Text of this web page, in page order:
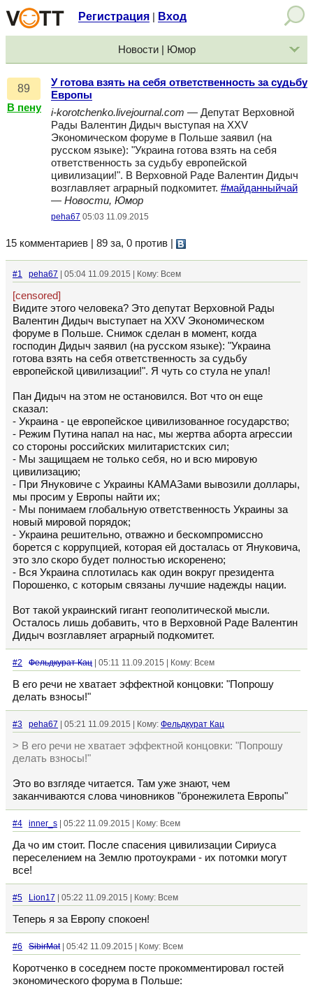
Регистрация Вход
Новости | Юмор
89
В пену
У готова взять на себя ответственность за судьбу
Европы
i-korotchenko.livejournal.com — Депутат Верховной
Рады Валентин Дидыч выступая на ХХV
Экономическом форуме в Польше заявил (на
русском языке): "Украина готова взять на себя
ответственность за судьбу европейской
цивилизации!". В Верховной Раде Валентин Дидыч
возглавляет аграрный подкомитет. #майданныйчай
— Новости, Юмор
peha67 05:03 11.09.2015
15 комментариев | 89 за, 0 против
#1 peha67 | 05:04 11.09.2015 | Кому: Всем
[censored]
Видите этого человека? Это депутат Верховной Рады
Валентин Дидыч выступает на ХХV Экономическом
форуме в Польше. Снимок сделан в момент, когда
господин Дидыч заявил (на русском языке): "Украина
готова взять на себя ответственность за судьбу
европейской цивилизации!". Я чуть со стула не упал!
Пан Дидыч на этом не остановился. Вот что он еще
сказал:
- Украина - це европейское цивилизованное государство;
- Режим Путина напал на нас, мы жертва аборта агрессии
со стороны российских милитаристских сил;
- Мы защищаем не только себя, но и всю мировую
цивилизацию;
- При Януковиче с Украины КАМАЗами вывозили доллары,
мы просим у Европы найти их;
- Мы понимаем глобальную ответственность Украины за
новый мировой порядок;
- Украина решительно, отважно и бескомпромиссно
борется с коррупцией, которая ей досталась от Януковича,
это зло скоро будет полностью искоренено;
- Вся Украина сплотилась как один вокруг президента
Порошенко, с которым связаны лучшие надежды нации.
Вот такой украинский гигант геополитической мысли.
Осталось лишь добавить, что в Верховной Раде Валентин
Дидыч возглавляет аграрный подкомитет.
#2 Фельдкурат Кац | 05:11 11.09.2015 | Кому: Всем
В его речи не хватает эффектной концовки: "Попрошу
делать взносы!"
#3 peha67 | 05:21 11.09.2015 | Кому: Фельдкурат Кац
> В его речи не хватает эффектной концовки: "Попрошу
делать взносы!"
Это во взгляде читается. Там уже знают, чем
заканчиваются слова чиновников "бронежилета Европы"
#4 inner_s | 05:22 11.09.2015 | Кому: Всем
Да чо им стоит. После спасения цивилизации Сириуса
переселением на Землю протоукрами - их потомки могут
все!
#5 Lion17 | 05:22 11.09.2015 | Кому: Всем
Теперь я за Европу спокоен!
#6 SibirMat| 05:42 11.09.2015 | Кому: Всем
Коротченко в соседнем посте прокомментировал гостей
экономического форума в Польше: